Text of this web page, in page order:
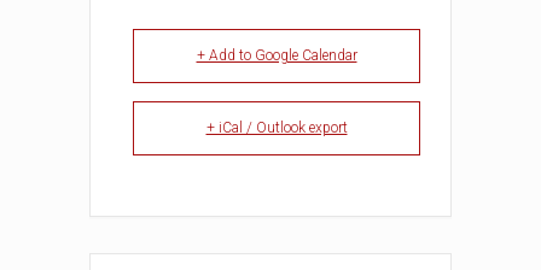
+ Add to Google Calendar
+ iCal / Outlook export